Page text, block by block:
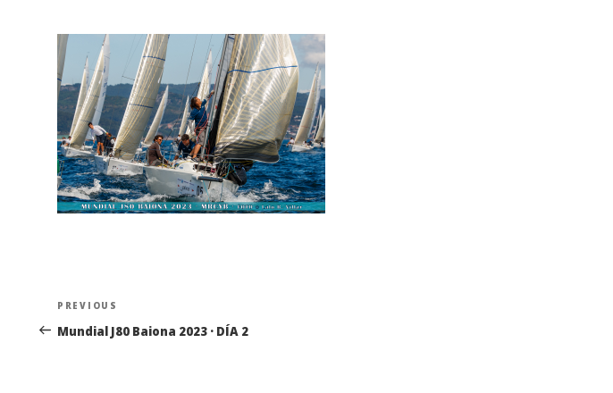
Navegación
de
Previous
Post
PREVIOUS
Mundial J80 Baiona 2023 · DÍA 2